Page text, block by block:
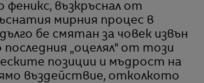
феникс, възкръснал от
мирния процес в
бе смятан за човек извън
„оцелял" от този
позиции и мъдрост на
въздействие, отколкото